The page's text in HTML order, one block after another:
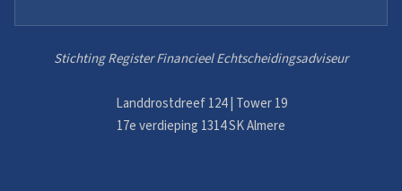
Stichting Register Financieel Echtscheidingsadviseur
Landdrostdreef 124 | Tower 19
17e verdieping 1314 SK Almere